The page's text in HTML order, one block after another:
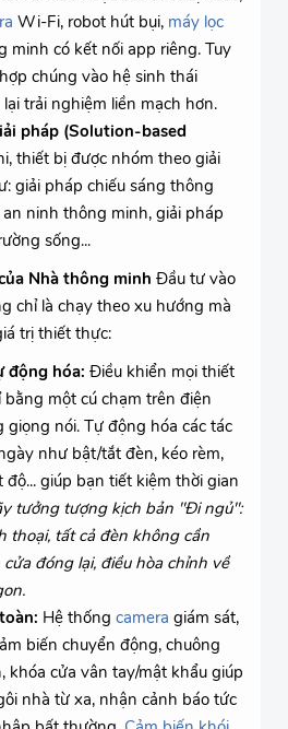
Wi-Fi, robot hút bụi, máy lọc
minh có kết nối app riêng. Tuy
chúng vào hệ sinh thái
trải nghiệm liền mạch hơn.
pháp (Solution-based
thiết bị được nhóm theo giải
giải pháp chiếu sáng thông
ninh thông minh, giải pháp
sống...
Nhà thông minh Đầu tư vào
chỉ là chạy theo xu hướng mà
trị thiết thực:
động hóa: Điều khiển mọi thiết
một cú chạm trên điện
giọng nói. Tự động hóa các tác
như bật/tắt đèn, kéo rèm,
giúp bạn tiết kiệm thời gian
tưởng tượng kịch bản "Đi ngủ":
thoại, tất cả đèn không cần
đóng lại, điều hòa chỉnh về
Hệ thống camera giám sát,
biến chuyển động, chuông
khóa cửa vân tay/mật khẩu giúp
nhà từ xa, nhận cảnh báo tức